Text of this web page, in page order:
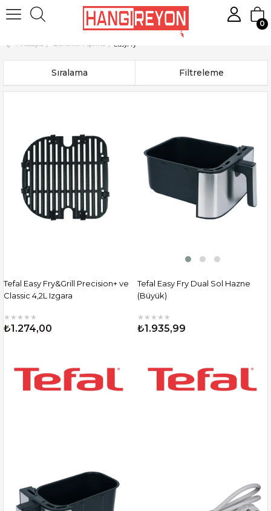
0
Anasayfa Elektrikli Pişirme EasyFry
Filtreleme
Sıralama
Tefal Easy Fry&Grill Precision+ ve
Classic 4,2L Izgara
★ ★ ★ ★ ★
₺1.274,00
Tefal Easy Fry Dual Sol Hazne
(Büyük)
★ ★ ★ ★ ★
₺1.935,99